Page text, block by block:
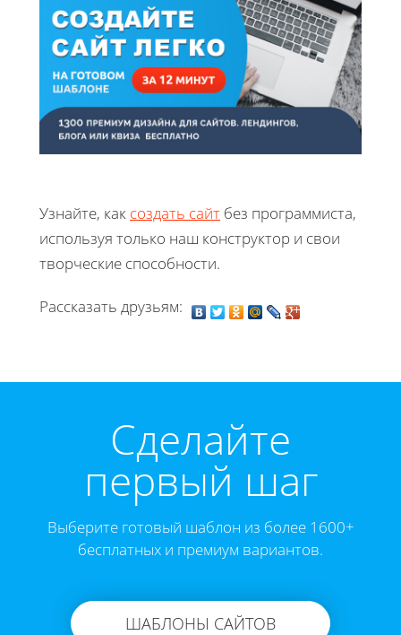
Узнайте, как создать сайт без программиста,
используя только наш конструктор и свои
творческие способности.
Рассказать друзьям:
Cделайте
первый шаг
Выберите готовый шаблон из более 1600+
бесплатных и премиум вариантов.
ШАБЛОНЫ САЙТОВ